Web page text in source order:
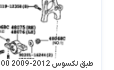
طبق لکسوس IS300 2009-2012 و GS